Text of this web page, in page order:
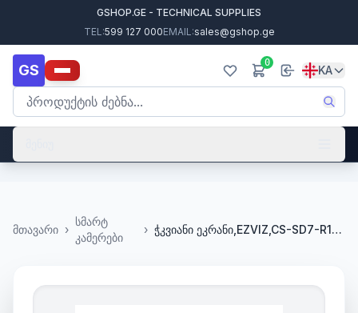
GSHOP.GE - TECHNICAL SUPPLIES
TEL:599 127 000EMAIL:sales@gshop.ge
GS 0
KA
მთავარი ›
სმარტ
კამერები
› ჭკვიანი ეკრანი,EZVIZ,CS-SD7-R100-1WTC, 7inch,Battery4600mAh,